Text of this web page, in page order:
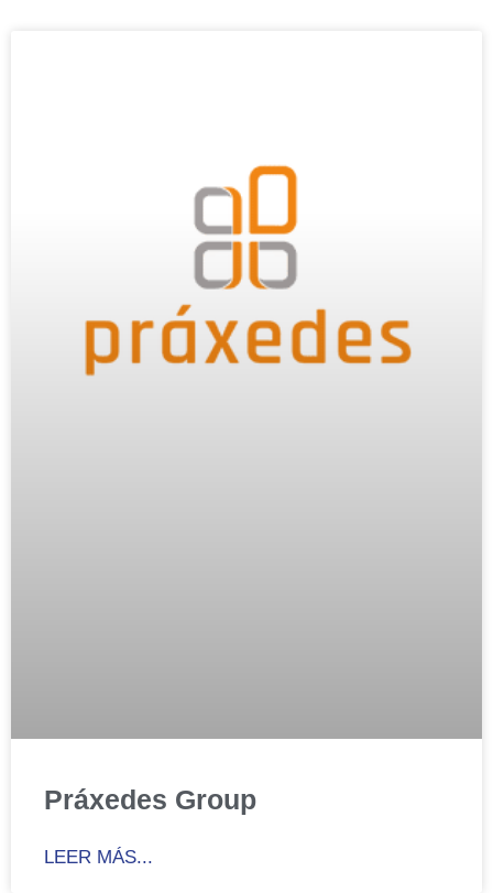
Práxedes Group
LEER MÁS...